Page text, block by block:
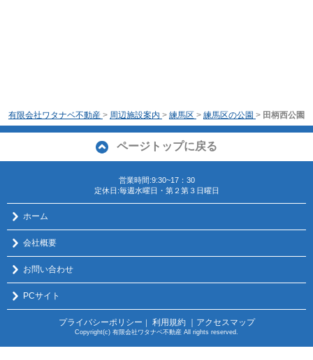
有限会社ワタナベ不動産 > 周辺施設案内 > 練馬区 > 練馬区の公園 > 田柄西公園
ページトップに戻る
営業時間:9:30~17：30
定休日:毎週水曜日・第２第３日曜日
ホーム
会社概要
お問い合わせ
PCサイト
プライバシーポリシー ｜ 利用規約 ｜アクセスマップ
Copyright(c) 有限会社ワタナベ不動産 All rights reserved.